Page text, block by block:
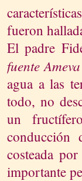
fueron
El padre
fuente
agua a las
todo, no
un
conducción
costeada por
importante